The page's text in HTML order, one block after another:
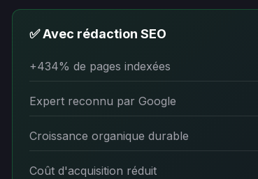
✅ Avec rédaction SEO
+434% de pages indexées
Expert reconnu par Google
Croissance organique durable
Coût d'acquisition réduit